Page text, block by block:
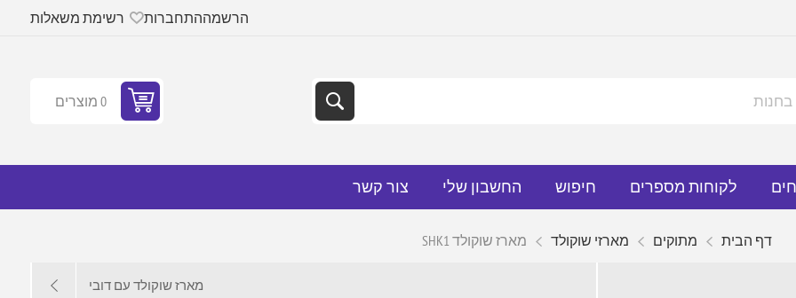
הרשמההתחברות רשימת משאלות
0 מוצרים
לקוחות מספרים חיפוש החשבון שלי צור קשר
דף הבית מתוקים מארזי שוקולד מארז שוקולד SHK1
מארז שוקולד עם דובי